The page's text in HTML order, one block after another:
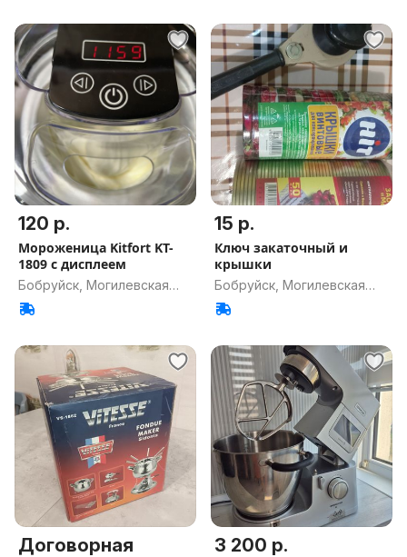
120 р.
Мороженица Kitfort KT-
1809 с дисплеем
Бобруйск, Могилевская
обл.
15 р.
Ключ закаточный и
крышки
Бобруйск, Могилевская
обл.
Договорная 3 200 р.